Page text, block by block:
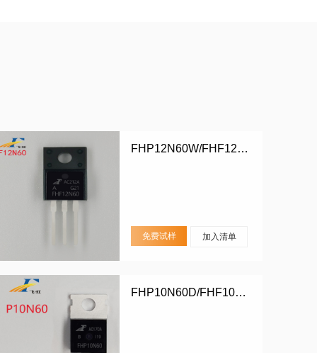
FHP12N60W/FHF12N60W
免费试样 加入清单
FHP10N60D/FHF10N60D